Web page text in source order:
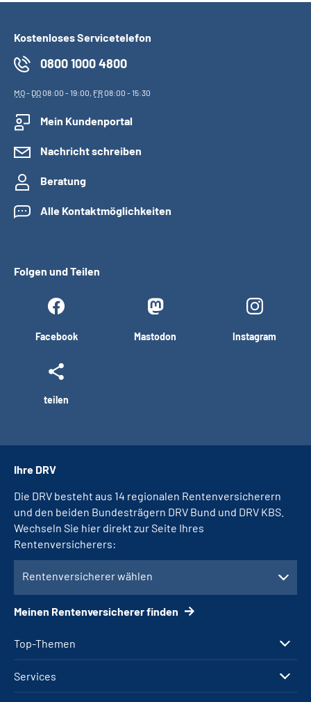
Kostenloses Servicetelefon
0800 1000 4800
MO- DO08:00 - 19:00, FR08:00 - 15:30
Mein Kundenportal
Nachricht schreiben
Beratung
Alle Kontaktmöglichkeiten
Folgen und Teilen
Facebook Mastodon Instagram
teilen
Top-Themen
Services
Ihre DRV
Die DRV besteht aus 14 regionalen Rentenversicherern
und den beiden Bundesträgern DRV Bund und DRV KBS.
Wechseln Sie hier direkt zur Seite Ihres
Rentenversicherers:
Rentenversicherer wählen
Meinen Rentenversicherer finden